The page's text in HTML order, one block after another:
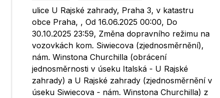
ulice U Rajské zahrady, Praha 3, v katastru
obce Praha, , Od 16.06.2025 00:00, Do
30.10.2025 23:59, Změna dopravního režimu na
vozovkách kom. Siwiecova (zjednosměrnění),
nám. Winstona Churchilla (obrácení
jednosměrnosti v úseku Italská - U Rajské
zahrady) a U Rajské zahrady (zjednosměrnění v
úseku Siwiecova - nám. Winstona Churchilla) z